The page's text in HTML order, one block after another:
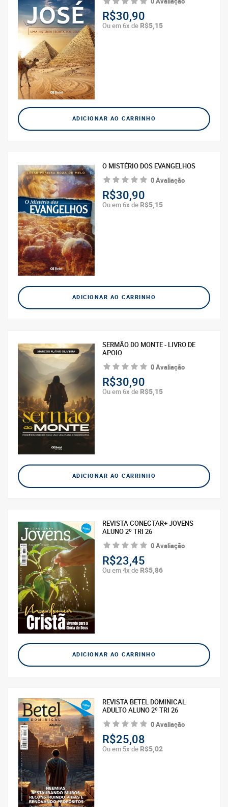
R$30,90
Ou em 6x de R$5,15
ADICIONAR AO CARRINHO
O MISTÉRIO DOS EVANGELHOS
0 Avaliação
R$30,90
Ou em 6x de R$5,15
ADICIONAR AO CARRINHO
SERMÃO DO MONTE - LIVRO DE
APOIO
0 Avaliação
R$30,90
Ou em 6x de R$5,15
ADICIONAR AO CARRINHO
REVISTA CONECTAR+ JOVENS
ALUNO 2º TRI 26
0 Avaliação
R$23,45
Ou em 4x de R$5,86
ADICIONAR AO CARRINHO
REVISTA BETEL DOMINICAL
ADULTO ALUNO 2º TRI 26
0 Avaliação
R$25,08
Ou em 5x de R$5,02